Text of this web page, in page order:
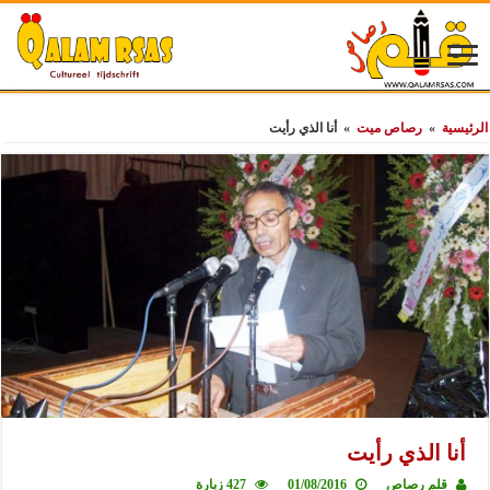
الرئيسية » رصاص ميت » أنا الذي رأيت
أنا الذي رأيت
قلم رصاص 01/08/2016 427 زيارة